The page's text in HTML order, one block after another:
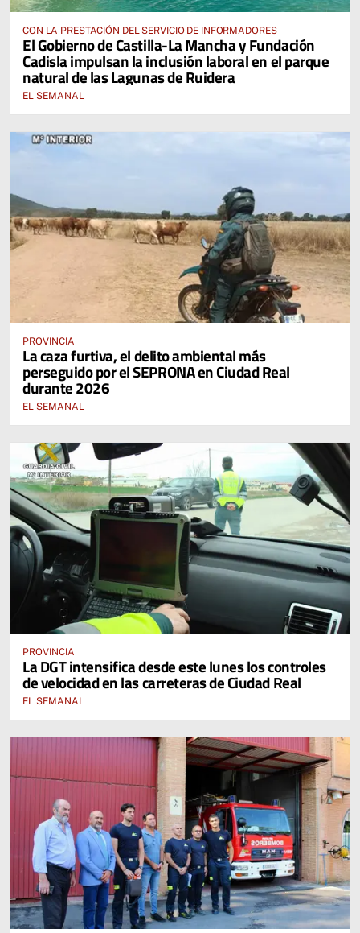
CON LA PRESTACIÓN DEL SERVICIO DE INFORMADORES
El Gobierno de Castilla-La Mancha y Fundación
Cadisla impulsan la inclusión laboral en el parque
natural de las Lagunas de Ruidera
EL SEMANAL
PROVINCIA
La caza furtiva, el delito ambiental más
perseguido por el SEPRONA en Ciudad Real
durante 2026
EL SEMANAL
PROVINCIA
La DGT intensifica desde este lunes los controles
de velocidad en las carreteras de Ciudad Real
EL SEMANAL